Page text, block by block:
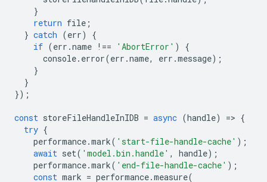
}
return file ;
} catch (err)
{
if (err .name !== 'AbortError' )
{
console. error(err .name, err .message);
}
}
});
const storeFileHandleInIDB = async (handle) => {
try {
performance.mark( 'start-file-handle-cache' );
await set( 'model.bin.handle' , handle);
performance.mark( 'end-file-handle-cache' );
const mark = performance.measure(